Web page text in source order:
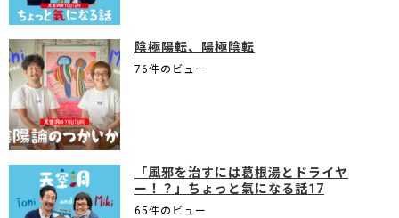
陰極陽転、陽極陰転
76件のビュー
「風邪を治すには葛根湯とドライヤ
ー！？」ちょっと氣になる話17
65件のビュー